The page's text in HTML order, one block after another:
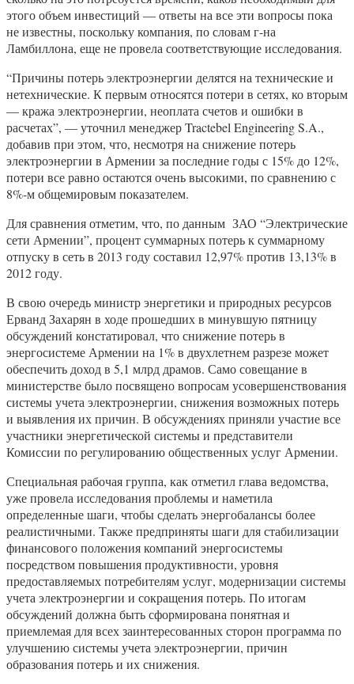
этого объем инвестиций — ответы на все эти вопросы пока
не известны, поскольку компания, по словам г-на
Ламбиллона, еще не провела соответствующие исследования.
“Причины потерь электроэнергии делятся на технические и
нетехнические. К первым относятся потери в сетях, ко вторым
— кража электроэнергии, неоплата счетов и ошибки в
расчетах”, — уточнил менеджер Tractebel Engineering S.A.,
добавив при этом, что, несмотря на снижение потерь
электроэнергии в Армении за последние годы с 15% до 12%,
потери все равно остаются очень высокими, по сравнению с
8%-м общемировым показателем.
Для сравнения отметим, что, по данным ЗАО “Электрические
сети Армении”, процент суммарных потерь к суммарному
отпуску в сеть в 2013 году составил 12,97% против 13,13% в
2012 году.
В свою очередь министр энергетики и природных ресурсов
Ерванд Захарян в ходе прошедших в минувшую пятницу
обсуждений констатировал, что снижение потерь в
энергосистеме Армении на 1% в двухлетнем разрезе может
обеспечить доход в 5,1 млрд драмов. Само совещание в
министерстве было посвящено вопросам усовершенствования
системы учета электроэнергии, снижения возможных потерь
и выявления их причин. В обсуждениях приняли участие все
участники энергетической системы и представители
Комиссии по регулированию общественных услуг Армении.
Специальная рабочая группа, как отметил глава ведомства,
уже провела исследования проблемы и наметила
определенные шаги, чтобы сделать энергобалансы более
реалистичными. Также предприняты шаги для стабилизации
финансового положения компаний энергосистемы
посредством повышения продуктивности, уровня
предоставляемых потребителям услуг, модернизации системы
учета электроэнергии и сокращения потерь. По итогам
обсуждений должна быть сформирована понятная и
приемлемая для всех заинтересованных сторон программа по
улучшению системы учета электроэнергии, причин
образования потерь и их снижения.